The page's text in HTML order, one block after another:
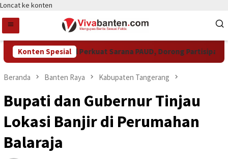
Loncat ke konten
Konten Spesial
Pemkot Tangsel Perkuat Sarana PAUD, Dorong Partisipasi
Beranda Banten Raya Kabupaten Tangerang
Bupati dan Gubernur Tinjau
Lokasi Banjir di Perumahan
Balaraja